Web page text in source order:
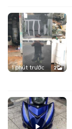
1 phút trước 2